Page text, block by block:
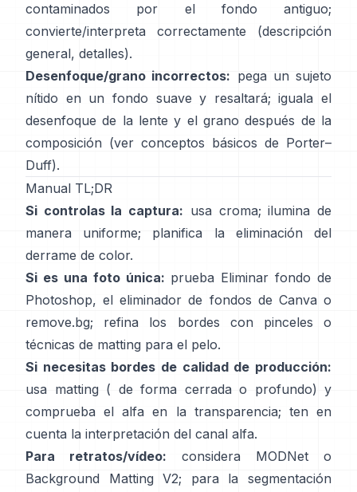
contaminados por el fondo antiguo;
convierte/interpreta correctamente
(descripción
general, detalles).
Desenfoque/grano incorrectos: pega un sujeto
nítido en un fondo suave y resaltará; iguala el
desenfoque de la lente y el grano después de la
composición (ver conceptos básicos de Porter–
Duff).
Manual TL;DR
Si controlas la captura: usa croma; ilumina de
manera uniforme; planifica la
eliminación del
derrame de color.
Si es una foto única: prueba Eliminar fondo de
Photoshop, eleliminador de fondos de Canva o
remove.bg; refina los bordes con pinceles o
técnicas de matting para el pelo.
Si necesitas bordes de calidad de producción:
usa matting ( de forma cerrada o profundo) y
comprueba el alfa en la transparencia; ten en
cuenta la interpretación del canal alfa.
Para retratos/vídeo: considera MODNet o
Background Matting V2; para la segmentación